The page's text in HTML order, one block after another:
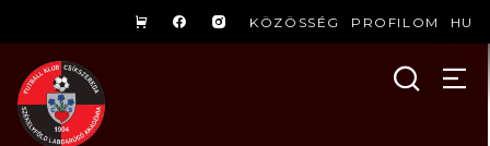
KÖZÖSSÉG PROFILOM HU